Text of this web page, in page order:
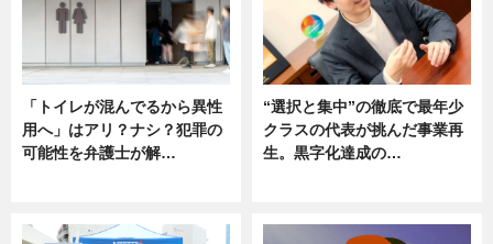
「トイレが混んでるから異性
用へ」はアリ？ナシ？犯罪の
可能性を弁護士が解…
“選択と集中”の徹底で最年少
クラスの代表が挑んだ事業再
生。黒字化達成の…